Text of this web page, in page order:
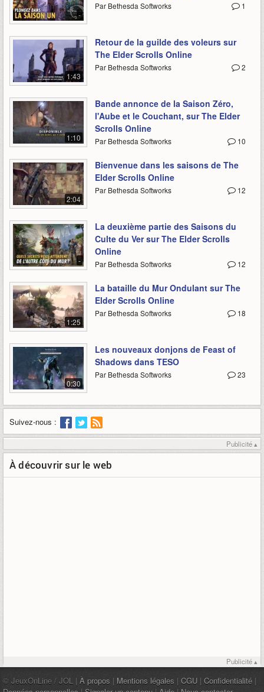
-
1
Par Bethesda Softworks
1:43
Retour de la guilde des voleurs sur
The Elder Scrolls Online
2
Par Bethesda Softworks
1:10
Bande annonce de la Saison Zéro,
l'Aube et le Couchant, sur The Elder
Scrolls Online
10
Par Bethesda Softworks
2:04
Bienvenue dans les saisons de The
Elder Scrolls Online
12
Par Bethesda Softworks
-
La deuxième partie des Saisons du
Culte du Ver sur The Elder Scrolls
Online
12
Par Bethesda Softworks
1:25
La bataille du Mur Ondulant sur The
Elder Scrolls Online
18
Par Bethesda Softworks
0:30
Les nouveaux donjons de Feast of
Shadows dans TESO
23
Par Bethesda Softworks
Suivez-nous :
Publicité ▴
À découvrir sur le web
Publicité ▴
© JeuxOnLine / JOL | À propos | Mentions légales | CGU | Confidentialité |